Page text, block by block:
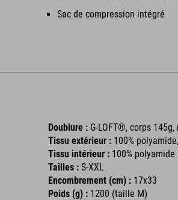
Sac de compression intégré
Doublure : G-LOFT®, corps
Tissu extérieur : 100%
Tissu intérieur : 100% polyamide
Tailles : S-XXL
Encombrement (cm) : 17x33
Poids (g) : 1200 (taille M)